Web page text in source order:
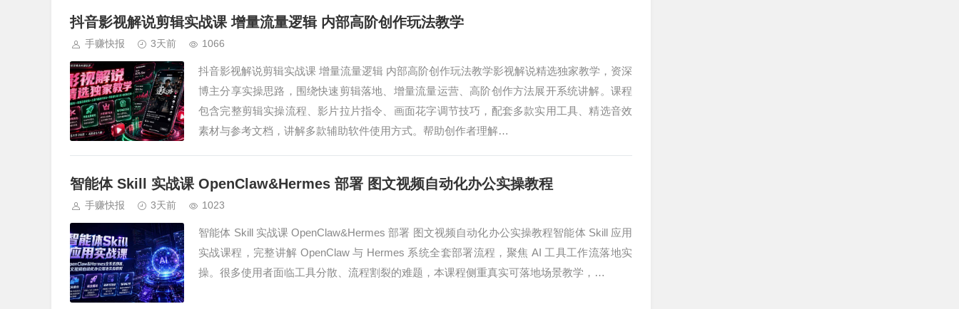
抖音影视解说剪辑实战课 增量流量逻辑 内部高阶创作玩法教学
手赚快报 3天前 1066
抖音影视解说剪辑实战课 增量流量逻辑 内部高阶创作玩法教学影视解说精选独家教学，资深
博主分享实操思路，围绕快速剪辑落地、增量流量运营、高阶创作方法展开系统讲解。课程
包含完整剪辑实操流程、影片拉片指令、画面花字调节技巧，配套多款实用工具、精选音效
素材与参考文档，讲解多款辅助软件使用方式。帮助创作者理解…
智能体 Skill 实战课 OpenClaw&Hermes 部署 图文视频自动化办公实操教程
手赚快报 3天前 1023
智能体 Skill 实战课 OpenClaw&Hermes 部署 图文视频自动化办公实操教程智能体 Skill 应用
实战课程，完整讲解 OpenClaw 与 Hermes 系统全套部署流程，聚焦 AI 工具工作流落地实
操。很多使用者面临工具分散、流程割裂的难题，本课程侧重真实可落地场景教学，…